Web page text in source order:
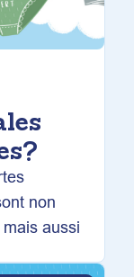
non
aussi